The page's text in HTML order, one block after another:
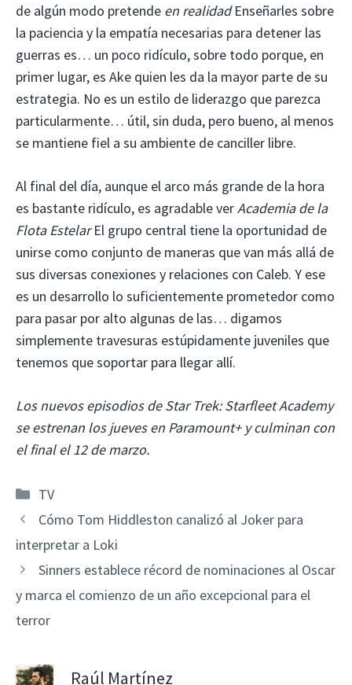
de algún modo pretende en realidadEnseñarles sobre
la paciencia y la empatía necesarias para detener las
guerras es… un poco ridículo, sobre todo porque, en
primer lugar, es Ake quien les da la mayor parte de su
estrategia. No es un estilo de liderazgo que parezca
particularmente… útil, sin duda, pero bueno, al menos
se mantiene fiel a su ambiente de canciller libre.
Al final del día, aunque el arco más grande de la hora
es bastante ridículo, es agradable verAcademia de la
Flota EstelarEl grupo central tiene la oportunidad de
unirse como conjunto de maneras que van más allá de
sus diversas conexiones y relaciones con Caleb. Y ese
es un desarrollo lo suficientemente prometedor como
para pasar por alto algunas de las… digamos
simplemente travesuras estúpidamente juveniles que
tenemos que soportar para llegar allí.
Los nuevos episodios de Star Trek: Starfleet Academy
se estrenan los jueves en Paramount+ y culminan con
el final el 12 de marzo.
Categorías
TV
Cómo Tom Hiddleston canalizó al Joker para
interpretar a Loki
Sinners establece récord de nominaciones al Oscar
y marca el comienzo de un año excepcional para el
terror
Raúl Martínez